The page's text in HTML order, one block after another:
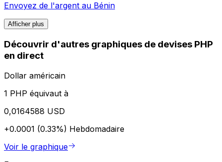
Envoyez de l'argent au Bénin
Afficher plus
Découvrir d'autres graphiques de devises PHP
en direct
Dollar américain
1 PHP équivaut à
0,0164588 USD
+0.0001 (0.33%) Hebdomadaire
Voir le graphique